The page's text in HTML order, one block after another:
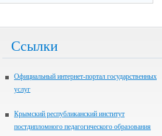
Ссылки
Официальный интернет-портал государственных
услуг
Крымский республиканский институт
постдипломного педагогического образования